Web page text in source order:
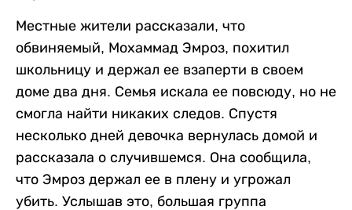
Местные жители рассказали, что
обвиняемый, Мохаммад Эмроз, похитил
школьницу и держал ее взаперти в своем
доме два дня. Семья искала ее повсюду, но не
смогла найти никаких следов. Спустя
несколько дней девочка вернулась домой и
рассказала о случившемся. Она сообщила,
что Эмроз держал ее в плену и угрожал
убить. Услышав это, большая группа